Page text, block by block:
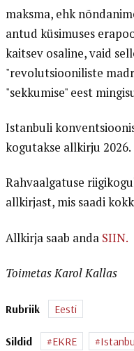
maksma, ehk
antud küsimuses
kaitsev osaline, vaid
"revolutsiooniliste
"sekkumise" eest
Istanbuli
kogutakse allkirju 2026.
Rahvaalgatuse
allkirjast, mis saadi
Allkirja saab anda SIIN.
Toimetas Karol Kallas
Rubriik Eesti
Sildid EKRE